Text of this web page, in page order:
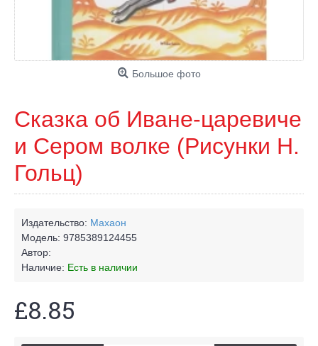
Большое фото
Сказка об Иване-царевиче
и Сером волке (Рисунки Н.
Гольц)
Издательство: Махаон
Модель: 9785389124455
Автор:
Наличие: Есть в наличии
£8.85